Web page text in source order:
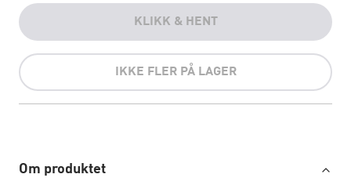
KLIKK & HENT
IKKE FLER PÅ LAGER
Om produktet